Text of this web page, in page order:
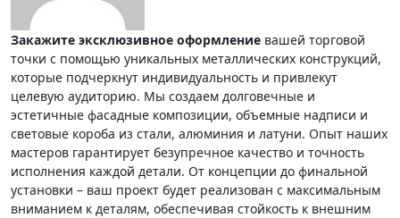
Закажите эксклюзивное оформление вашей торговой
точки с помощью уникальных металлических конструкций,
которые подчеркнут индивидуальность и привлекут
целевую аудиторию. Мы создаем долговечные и
эстетичные фасадные композиции, объемные надписи и
световые короба из стали, алюминия и латуни. Опыт наших
мастеров гарантирует безупречное качество и точность
исполнения каждой детали. От концепции до финальной
установки – ваш проект будет реализован с максимальным
вниманием к деталям, обеспечивая стойкость к внешним